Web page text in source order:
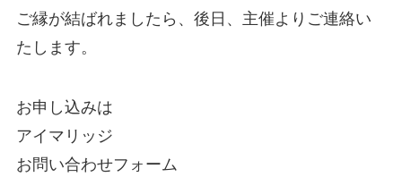
ご縁が結ばれましたら、後日、主催よりご連絡い
たします。
お申し込みは
アイマリッジ
お問い合わせフォーム